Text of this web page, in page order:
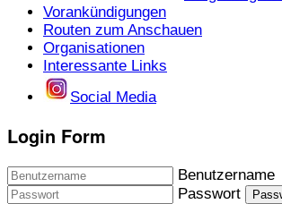
Vorankündigungen
Routen zum Anschauen
Organisationen
Interessante Links
Social Media
Login Form
Benutzername
Passwort